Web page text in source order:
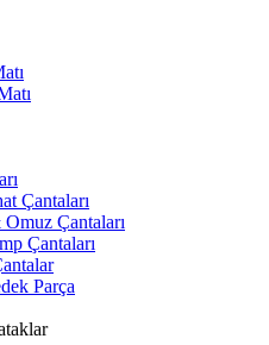
Çantaları
Çantaları
Çantaları
Parça